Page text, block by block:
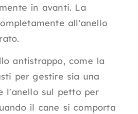
in avanti. La
all'anello
antistrappo, come la
per gestire sia una
l'anello sul petto per
il cane si comporta